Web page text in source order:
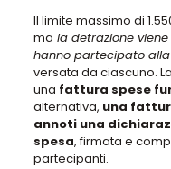
Il limite massimo di
ma la detrazione
hanno partecipato
versata da ciascuno.
una fattura spese
alternativa, una
annoti una
spesa, firmata e
partecipanti.